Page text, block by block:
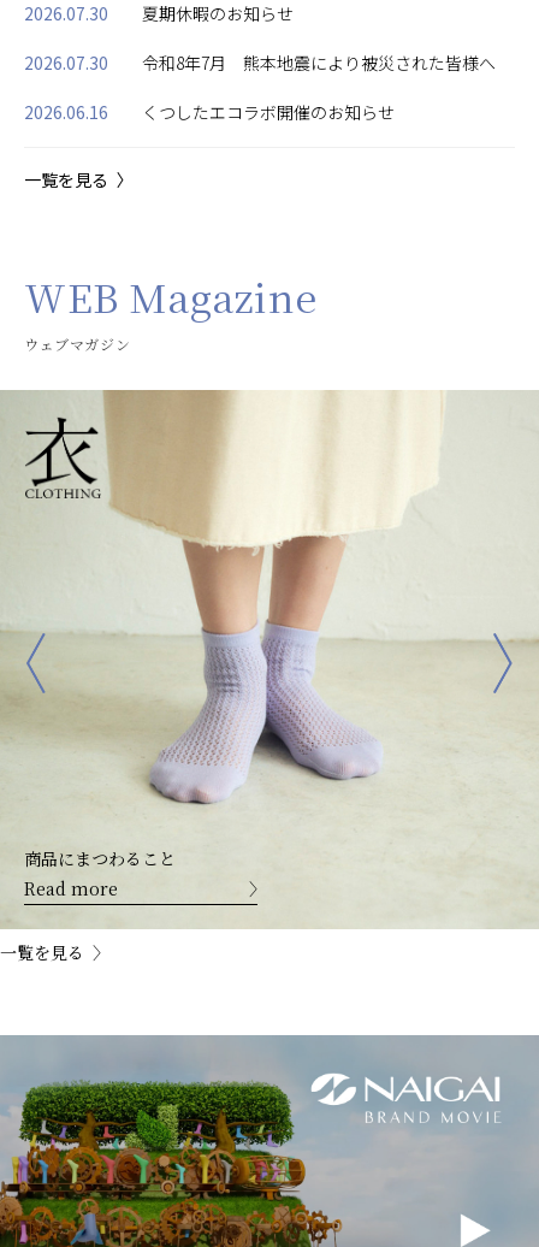
2026.07.30 夏期休暇のお知らせ
2026.07.30 令和8年7月 熊本地震により被災された皆様へ
2026.06.16 くつしたエコラボ開催のお知らせ
一覧を見る
WEB Magazine
ウェブマガジン
ること
一覧を見る